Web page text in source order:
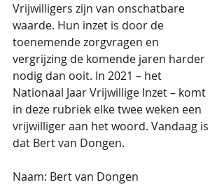
Vrijwilligers zijn van onschatbare
waarde. Hun inzet is door de
toenemende zorgvragen en
vergrijzing de komende jaren harder
nodig dan ooit. In 2021 – het
Nationaal Jaar Vrijwillige Inzet – komt
in deze rubriek elke twee weken een
vrijwilliger aan het woord. Vandaag is
dat Bert van Dongen.
Naam: Bert van Dongen